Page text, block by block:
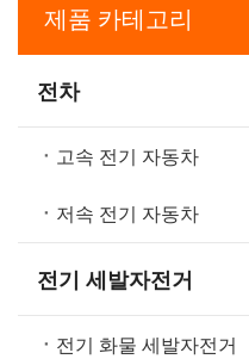
제품 카테고리
전차
고속 전기 자동차
저속 전기 자동차
전기 세발자전거
전기 화물 세발자전거